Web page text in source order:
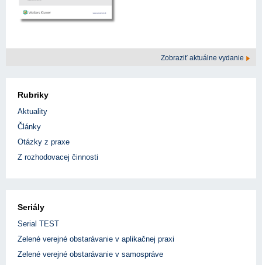
Zobraziť aktuálne vydanie
Rubriky
Aktuality
Články
Otázky z praxe
Z rozhodovacej činnosti
Seriály
Serial TEST
Zelené verejné obstarávanie v aplikačnej praxi
Zelené verejné obstarávanie v samospráve